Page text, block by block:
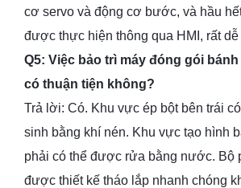
cơ servo và động cơ bước, và hầu
được thực hiện thông qua HMI, rất dễ
Q5: Việc bảo trì máy đóng gói
có thuận tiện không?
Trả lời: Có. Khu vực ép bột bên trái
sinh bằng khí nén. Khu vực tạo hình
phải có thể được rửa bằng nước. Bộ
được thiết kế tháo lắp nhanh chóng